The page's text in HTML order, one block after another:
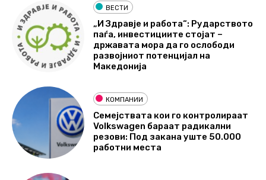
ВЕСТИ
„И Здравје и работа“: Рударството
паѓа, инвестициите стојат –
државата мора да го ослободи
развојниот потенцијал на
Македонија
КОМПАНИИ
Семејствата кои го контролираат
Volkswagen бараат радикални
резови: Под закана уште 50.000
работни места